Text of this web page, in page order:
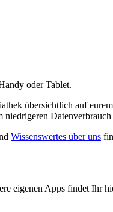
oder Tablet.
übersichtlich auf
Datenverbrauch
Wissenswertes über uns
eigenen Apps findet Ihr